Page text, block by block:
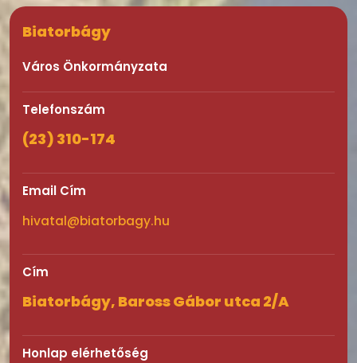
Biatorbágy
Város Önkormányzata
Telefonszám
(23) 310-174
Email Cím
hivatal@biatorbagy.hu
Cím
Biatorbágy, Baross Gábor utca 2/A
Honlap elérhetőség